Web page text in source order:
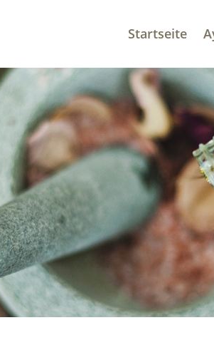
Startseite